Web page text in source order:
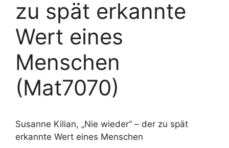
zu spät erkannte
Wert eines
Menschen
(Mat7070)
Susanne Kilian, „Nie wieder“ – der zu spät
erkannte Wert eines Menschen